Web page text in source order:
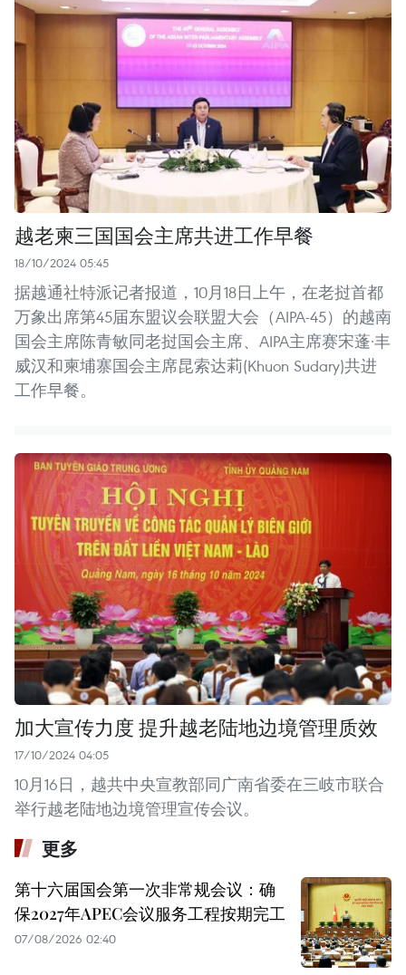
越老柬三国国会主席共进工作早餐
18/10/2024 05:45
据越通社特派记者报道，10月18日上午，在老挝首都
万象出席第45届东盟议会联盟大会（AIPA-45）的越南
国会主席陈青敏同老挝国会主席、AIPA主席赛宋蓬·丰
威汉和柬埔寨国会主席昆索达莉(Khuon Sudary)共进
工作早餐。
加大宣传力度 提升越老陆地边境管理质效
17/10/2024 04:05
10月16日，越共中央宣教部同广南省委在三岐市联合
举行越老陆地边境管理宣传会议。
更多
第十六届国会第一次非常规会议：确
保2027年APEC会议服务工程按期完工
07/08/2026 02:40